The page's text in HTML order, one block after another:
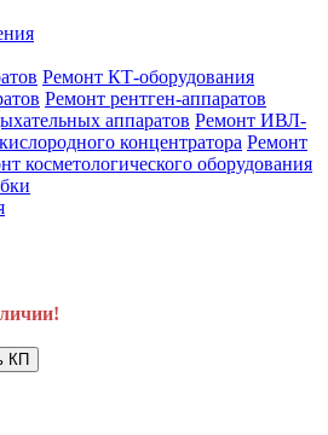
Ремонт КТ-оборудования
Ремонт рентген-аппаратов
аппаратов Ремонт ИВЛ-
концентратора Ремонт
косметологического оборудования
КП